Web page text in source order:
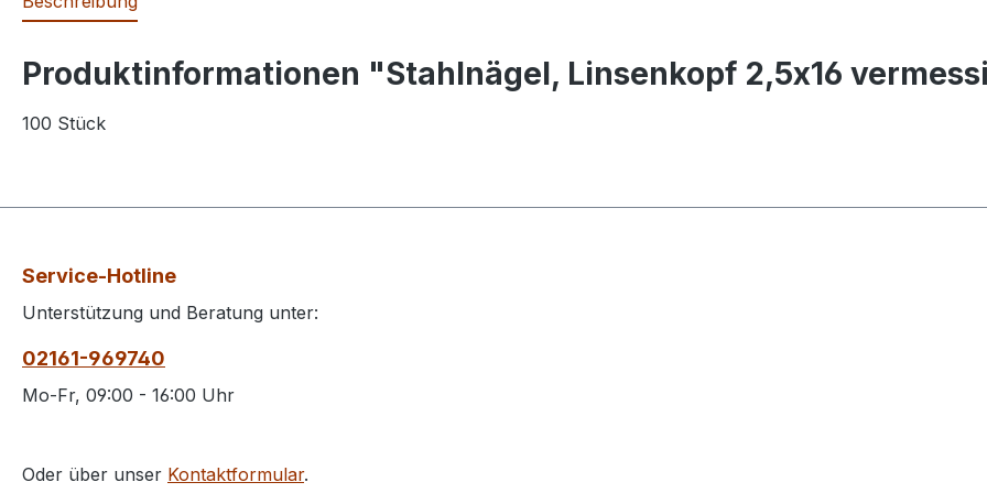
Produktinformationen "Stahlnägel, Linsenkopf 2,5x16
100 Stück
Service-Hotline
Unterstützung und Beratung unter:
02161-969740
Mo-Fr, 09:00 - 16:00 Uhr
Oder über unser Kontaktformular.